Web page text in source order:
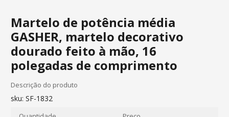
Martelo de potência média
GASHER, martelo decorativo
dourado feito à mão, 16
polegadas de comprimento
Descrição do produto
sku: SF-1832